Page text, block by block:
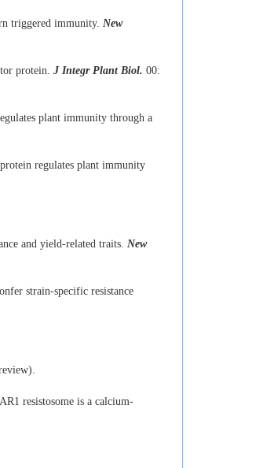
triggered immunity. New
protein. J Integr Plant Biol. 00:
plant immunity through a
regulates plant immunity
and yield-related traits. New
strain-specific resistance
resistosome is a calcium-